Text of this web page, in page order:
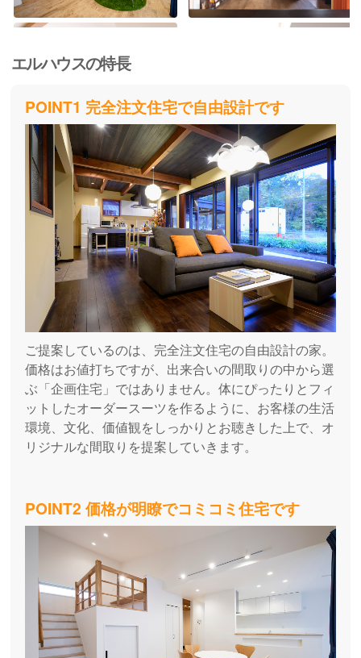
エルハウスの特長
POINT1 完全注文住宅で自由設計です
ご提案しているのは、完全注文住宅の自由設計の家。
価格はお値打ちですが、出来合いの間取りの中から選
ぶ「企画住宅」ではありません。体にぴったりとフィ
ットしたオーダースーツを作るように、お客様の生活
環境、文化、価値観をしっかりとお聴きした上で、オ
リジナルな間取りを提案していきます。
POINT2 価格が明瞭でコミコミ住宅です